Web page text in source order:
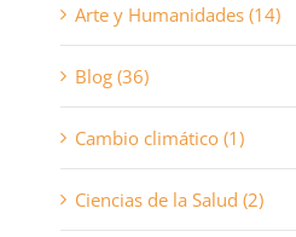
Arte y Humanidades (14)
Blog (36)
Cambio climático (1)
Ciencias de la Salud (2)